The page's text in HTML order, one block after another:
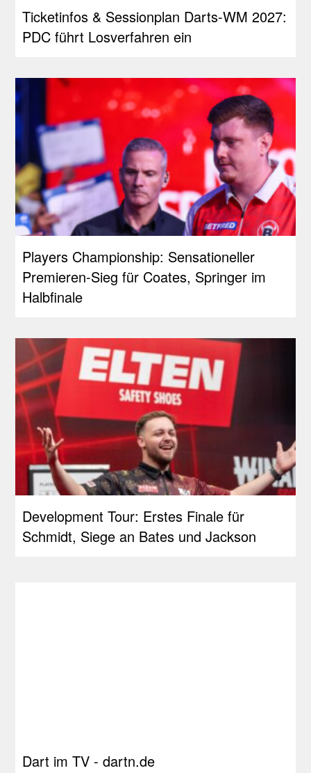
Ticketinfos & Sessionplan Darts-WM 2027:
PDC führt Losverfahren ein
Players Championship: Sensationeller
Premieren-Sieg für Coates, Springer im
Halbfinale
Development Tour: Erstes Finale für
Schmidt, Siege an Bates und Jackson
Dart im TV - dartn.de